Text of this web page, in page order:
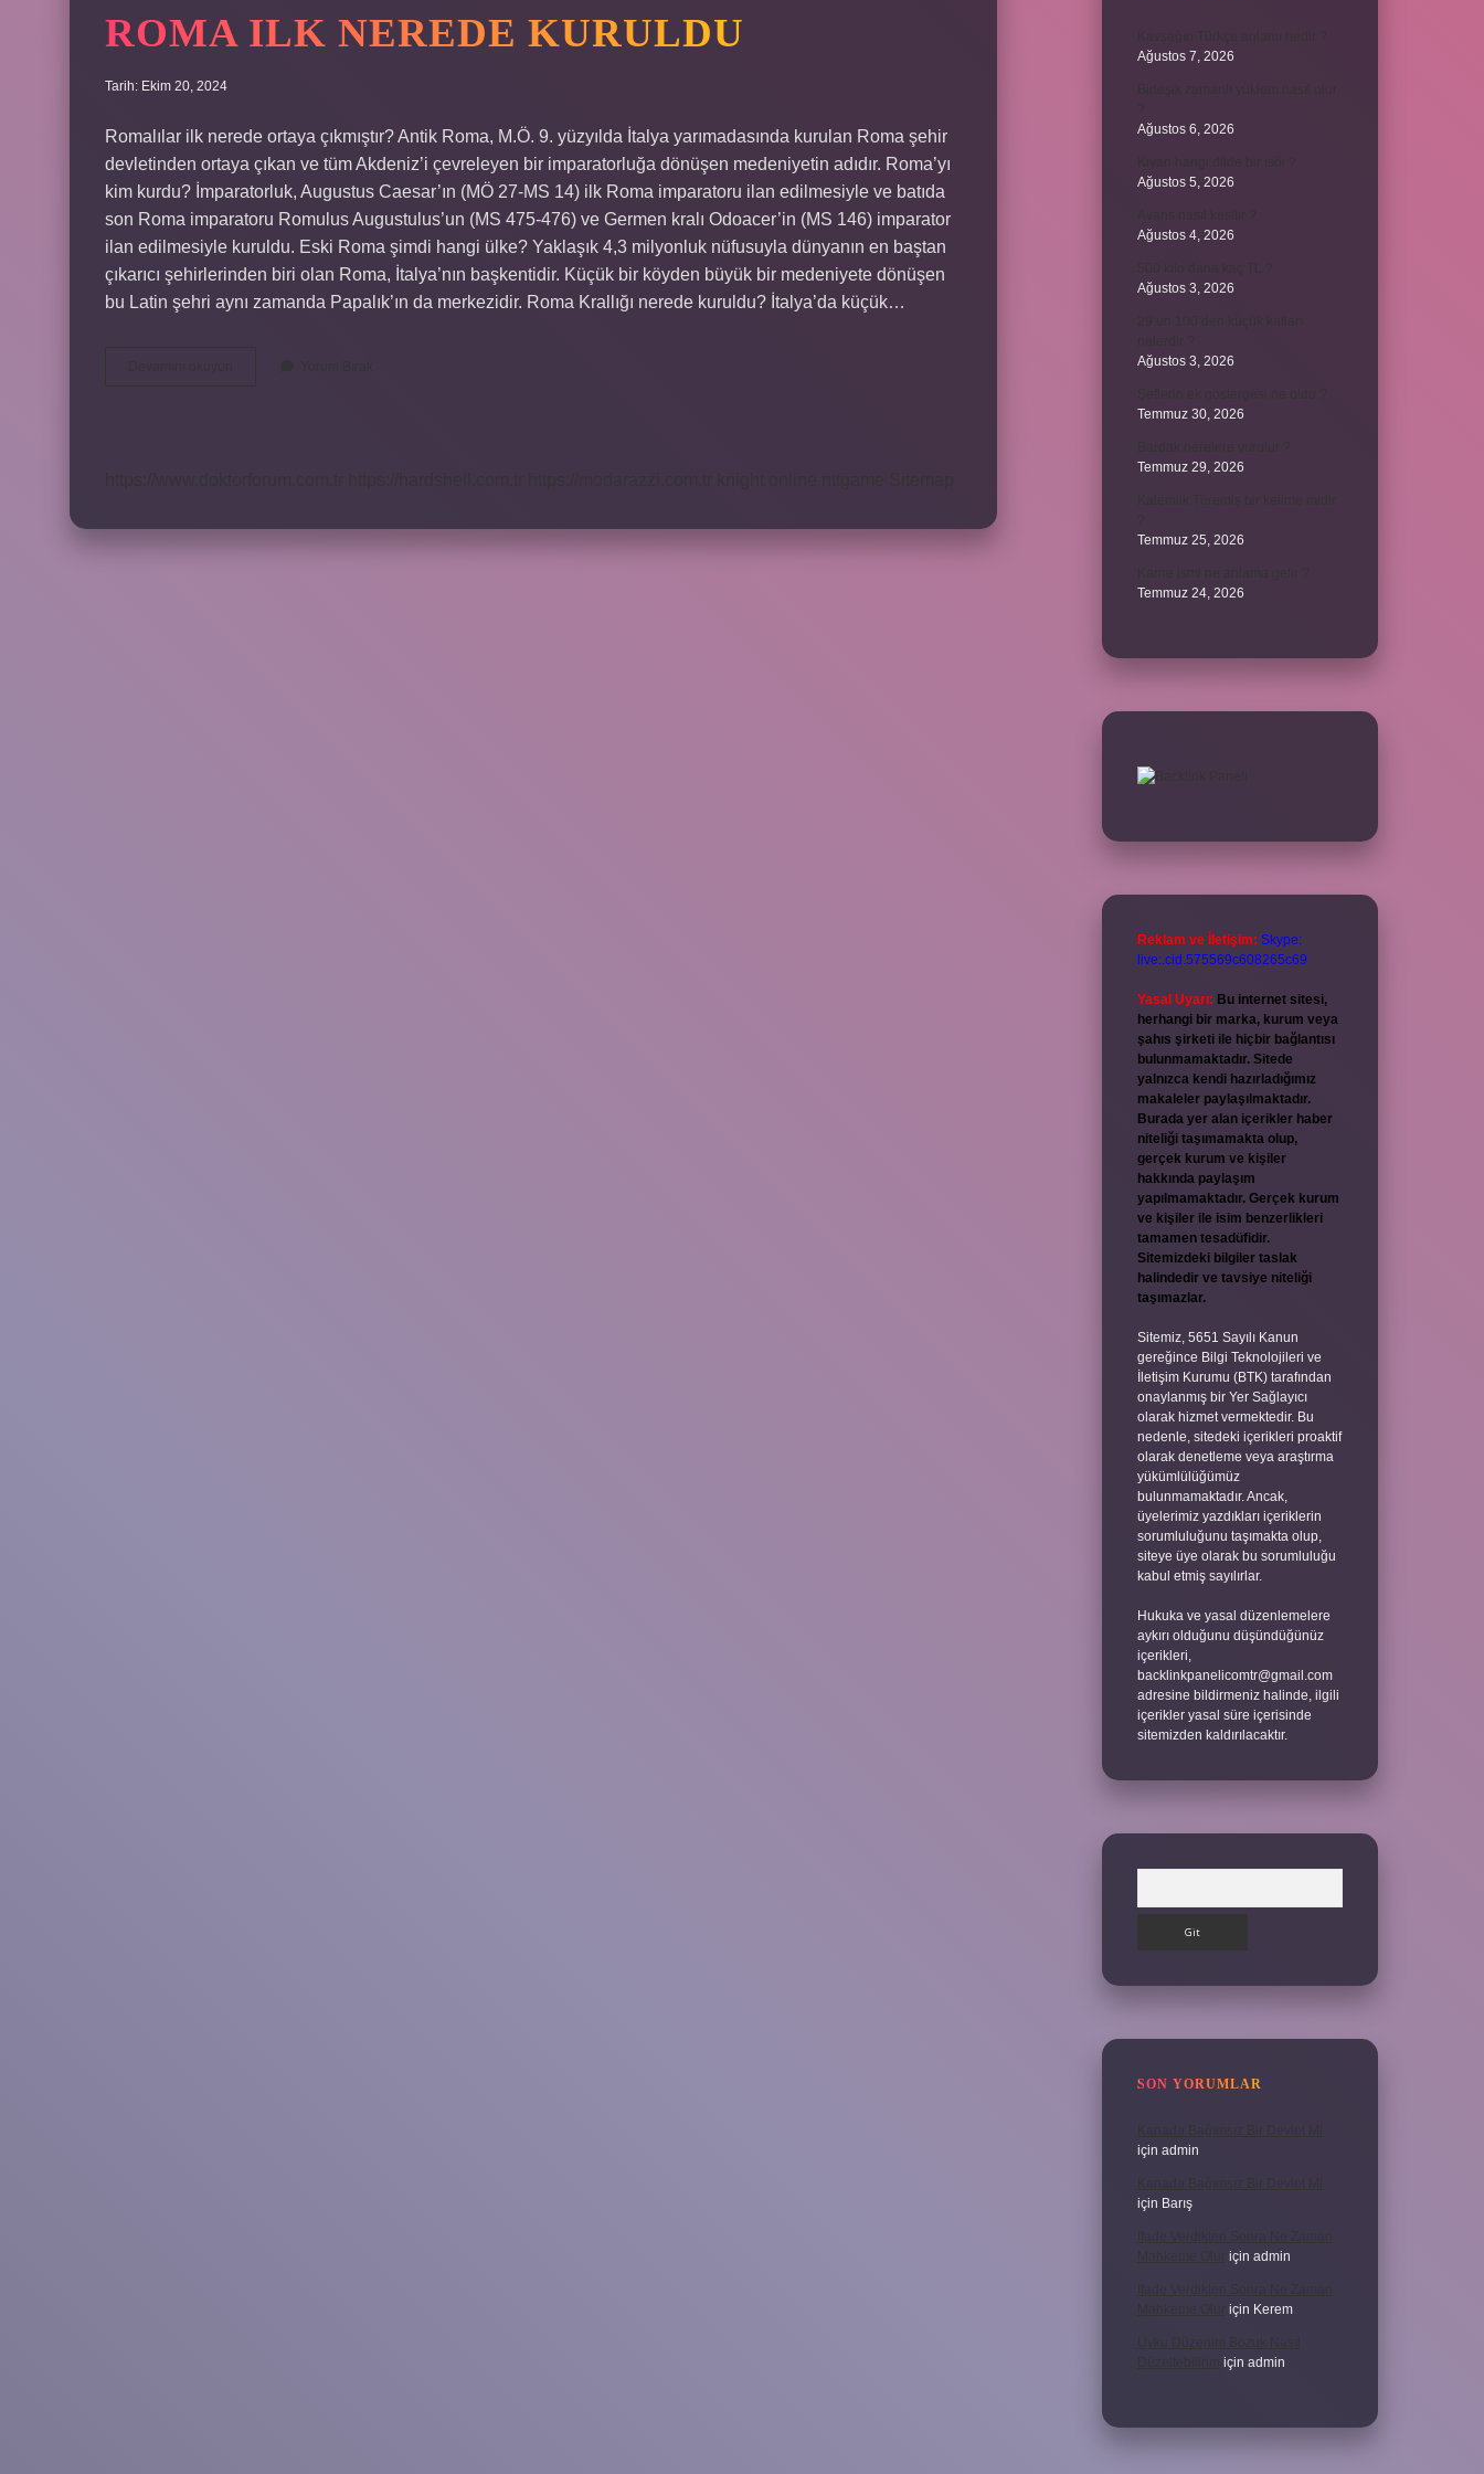
ROMA ILK NEREDE KURULDU
Tarih: Ekim 20, 2024
Romalılar ilk nerede ortaya çıkmıştır? Antik Roma, M.Ö. 9. yüzyılda İtalya yarımadasında kurulan Roma şehir
devletinden ortaya çıkan ve tüm Akdeniz’i çevreleyen bir imparatorluğa dönüşen medeniyetin adıdır. Roma’yı
kim kurdu? İmparatorluk, Augustus Caesar’ın (MÖ 27-MS 14) ilk Roma imparatoru ilan edilmesiyle ve batıda
son Roma imparatoru Romulus Augustulus’un (MS 475-476) ve Germen kralı Odoacer’in (MS 146) imparator
ilan edilmesiyle kuruldu. Eski Roma şimdi hangi ülke? Yaklaşık 4,3 milyonluk nüfusuyla dünyanın en baştan
çıkarıcı şehirlerinden biri olan Roma, İtalya’nın başkentidir. Küçük bir köyden büyük bir medeniyete dönüşen
bu Latin şehri aynı zamanda Papalık’ın da merkezidir. Roma Krallığı nerede kuruldu? İtalya’da küçük…
Ağustos 7, 2026
Ağustos 6, 2026
Ağustos 5, 2026
Ağustos 4, 2026
Ağustos 3, 2026
Ağustos 3, 2026
Temmuz 30, 2026
Temmuz 29, 2026
Temmuz 25, 2026
Temmuz 24, 2026
Reklam ve İletişim: Skype:
live:.cid.575569c608265c69
Yasal Uyarı: Bu internet sitesi,
herhangi bir marka, kurum veya
şahıs şirketi ile hiçbir bağlantısı
bulunmamaktadır. Sitede
yalnızca kendi hazırladığımız
makaleler paylaşılmaktadır.
Burada yer alan içerikler haber
niteliği taşımamakta olup,
gerçek kurum ve kişiler
hakkında paylaşım
yapılmamaktadır. Gerçek kurum
ve kişiler ile isim benzerlikleri
tamamen tesadüfidir.
Sitemizdeki bilgiler taslak
halindedir ve tavsiye niteliği
taşımazlar.
Sitemiz, 5651 Sayılı Kanun
gereğince Bilgi Teknolojileri ve
İletişim Kurumu (BTK) tarafından
onaylanmış bir Yer Sağlayıcı
olarak hizmet vermektedir. Bu
nedenle, sitedeki içerikleri proaktif
olarak denetleme veya araştırma
yükümlülüğümüz
bulunmamaktadır. Ancak,
üyelerimiz yazdıkları içeriklerin
sorumluluğunu taşımakta olup,
siteye üye olarak bu sorumluluğu
kabul etmiş sayılırlar.
Hukuka ve yasal düzenlemelere
aykırı olduğunu düşündüğünüz
içerikleri,
backlinkpanelicomtr@gmail.com
adresine bildirmeniz halinde, ilgili
içerikler yasal süre içerisinde
sitemizden kaldırılacaktır.
SON YORUMLAR
Kanada Bağımsız Bir Devlet Mi
için admin
Kanada Bağımsız Bir Devlet Mi
için Barış
Ifade Verdikten Sonra Ne Zaman
Mahkeme Olur için admin
Ifade Verdikten Sonra Ne Zaman
Mahkeme Olur için Kerem
Uyku Düzenim Bozuk Nasıl
Düzeltebilirim
için admin